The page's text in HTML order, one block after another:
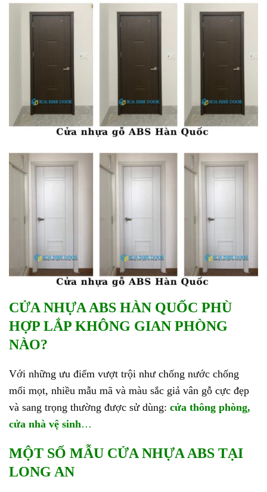
CỬA NHỰA ABS HÀN QUỐC PHÙ
HỢP LẮP KHÔNG GIAN PHÒNG
NÀO?
Với những ưu điểm vượt trội như chống nước chống
mối mọt, nhiều mẫu mã và màu sắc giả vân gỗ cực đẹp
và sang trọng thường được sử dùng: cửa thông phòng,
cửa nhà vệ sinh…
MỘT SỐ MẪU CỬA NHỰA ABS TẠI
LONG AN